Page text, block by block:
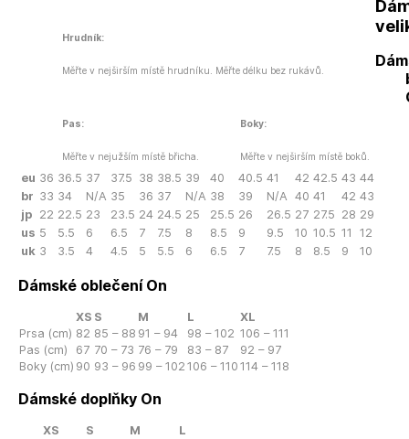
Hrudník:
Měřte v nejširším místě hrudníku. Měřte délku bez rukávů.
Pas:
Měřte v nejužším místě břicha.
Boky:
Měřte v nejširším místě boků.
eu 36 36.5 37 37.5 38 38.5 39 40 40.5 41 42 42.5 43 44
br 33 34 N/A 35 36 37 N/A 38 39 N/A 40 41 42 43
jp 22 22.5 23 23.5 24 24.5 25 25.5 26 26.5 27 27.5 28 29
us 5 5.5 6 6.5 7 7.5 8 8.5 9 9.5 10 10.5 11
12
uk 3 3.5 4 4.5 5 5.5 6 6.5 7 7.5 8 8.5 9 10
Dámské oblečení On
XS S M L
XL
Prsa (cm) 82 85 – 88 91 – 94 98 – 102 106 – 111
Pas (cm)
67 70 – 73 76 – 79 83 – 87
92 – 97
Boky (cm) 90 93 – 96 99 – 102 106 – 110 114 – 118
Dámské doplňky On
XS S M
L